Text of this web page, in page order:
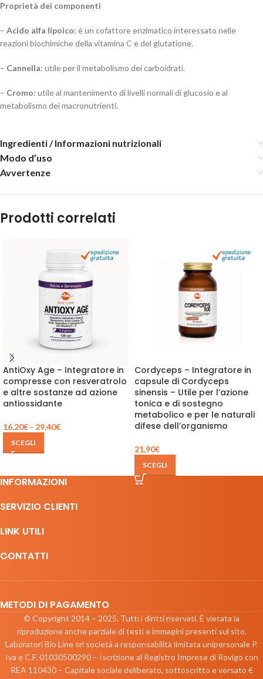
Proprietà dei componenti
– Acido alfa lipoico: è un cofattore enzimatico interessato nelle
reazioni biochimiche della vitamina C e del glutatione.
– Cannella: utile per il metabolismo dei carboidrati.
– Cromo: utile al mantenimento di livelli normali di glucosio e al
metabolismo dei macronutrienti.
Ingredienti / Informazioni nutrizionali
Modo d’uso
Avvertenze
Prodotti correlati
AntiOxy Age – Integratore in
compresse con resveratrolo
e altre sostanze ad azione
antiossidante
16,20€ - 29,40€
SCEGLI
Cordyceps – Integratore in
capsule di Cordyceps
sinensis – Utile per l’azione
tonica e di sostegno
metabolico e per le naturali
difese dell’organismo
21,90€
SCEGLI
INFORMAZIONI
SERVIZIO CLIENTI
LINK UTILI
CONTATTI
METODI DI PAGAMENTO
© Copyright 2014 – 2025. Tutti i diritti riservati. È vietata la
riproduzione anche parziale di testi e immagini presenti sul sito.
Laboratori Bio Line srl società a responsabilità limitata unipersonale P.
Iva e C.F. 01030500290 – Iscrizione al Registro Imprese di Rovigo con
REA 110430 – Capitale sociale deliberato, sottoscritto e versato €